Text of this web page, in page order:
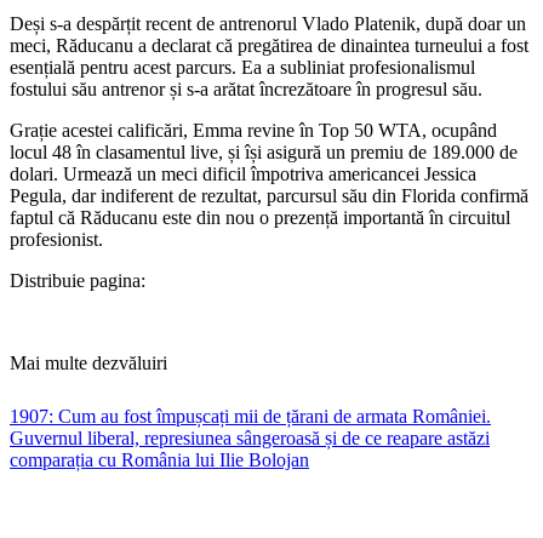
Deși s-a despărțit recent de antrenorul Vlado Platenik, după doar un
meci, Răducanu a declarat că pregătirea de dinaintea turneului a fost
esențială pentru acest parcurs. Ea a subliniat profesionalismul
fostului său antrenor și s-a arătat încrezătoare în progresul său.
Grație acestei calificări, Emma revine în Top 50 WTA, ocupând
locul 48 în clasamentul live, și își asigură un premiu de 189.000 de
dolari. Urmează un meci dificil împotriva americancei Jessica
Pegula, dar indiferent de rezultat, parcursul său din Florida confirmă
faptul că Răducanu este din nou o prezență importantă în circuitul
profesionist.
Distribuie pagina:
Mai multe dezvăluiri
1907: Cum au fost împușcați mii de țărani de armata României.
Guvernul liberal, represiunea sângeroasă și de ce reapare astăzi
comparația cu România lui Ilie Bolojan